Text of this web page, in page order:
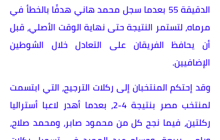
الدقيقة 55 بعدما سجل محمد هاني هدفًا بالخطأ في
مرماه، لتستمر النتيجة حتى نهاية الوقت الأصلي، قبل
أن يحافظ الفريقان على التعادل خلال الشوطين
الإضافيين.
وقد إحتكم المنتخبان إلى ركلات الترجيح، التي ابتسمت
لمنتخب مصر بنتيجة 4-2، بعدما أهدر لاعبا أستراليا
ركلتين، فيما نجح كل من محمود صابر، ومحمد صلاح،